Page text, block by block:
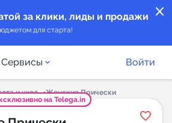
close
за клики, лиды и продажи
для старта!
Сервисы Войти
и уход
Женские Прически
на Telega.in